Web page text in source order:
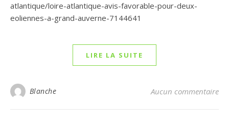
atlantique/loire-atlantique-avis-favorable-pour-deux-
eoliennes-a-grand-auverne-7144641
LIRE LA SUITE
Blanche Aucun commentaire